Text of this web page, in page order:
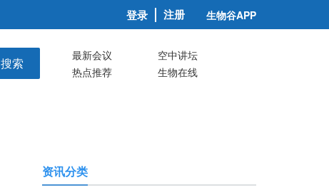
登录 注册 生物谷APP
搜索 最新会议
空中讲坛
热点推荐
生物在线
资讯分类